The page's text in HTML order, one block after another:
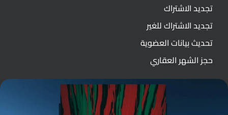
تجديد الاشتراك
تجديد الاشتراك للغير
تحديث بيانات العضوية
حجز الشهر العقاري